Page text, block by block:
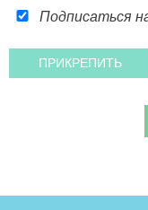
Подписаться